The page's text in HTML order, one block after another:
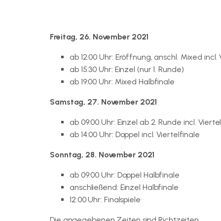
Freitag, 26. November 2021
ab 12:00 Uhr: Eröffnung, anschl. Mixed
ab 15:30 Uhr: Einzel (nur 1. Runde)
ab 19:00 Uhr: Mixed Halbfinale
Samstag, 27. November 2021
ab 09:00 Uhr: Einzel ab 2. Runde incl.
ab 14:00 Uhr: Doppel incl. Viertelfinale
Sonntag, 28. November 2021
ab 09:00 Uhr: Doppel Halbfinale
anschließend: Einzel Halbfinale
12:00 Uhr: Finalspiele